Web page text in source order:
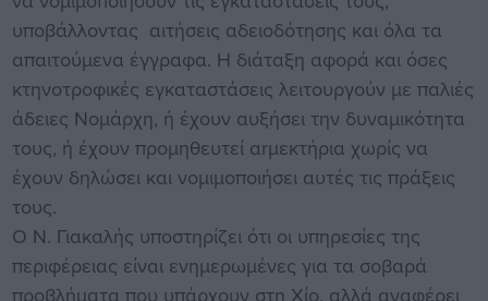
υποβάλλοντας αιτήσεις αδειοδότησης και όλα τα
απαιτούμενα έγγραφα. Η διάταξη αφορά και όσες
κτηνοτροφικές εγκαταστάσεις λειτουργούν με παλιές
άδειες Νομάρχη, ή έχουν αυξήσει την δυναμικότητα
τους, ή έχουν προμηθευτεί αrμεκτήρια χωρίς να
έχουν δηλώσει και νομιμοποιήσει αυτές τις πράξεις
τους.
Ο Ν. Γιακαλής υποστηρίζει ότι οι υπηρεσίες της
περιφέρειας είναι ενημερωμένες για τα σοβαρά
προβλήματα που υπάρχουν στη Χίο, αλλά αναφέρει